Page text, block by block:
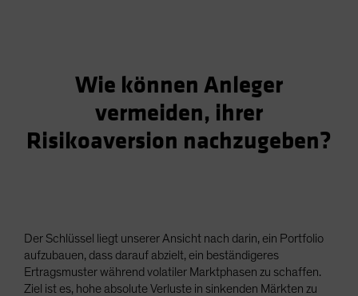
Wie können Anleger
vermeiden, ihrer
Risikoaversion nachzugeben?
Der Schlüssel liegt unserer Ansicht nach darin, ein Portfolio
aufzubauen, dass darauf abzielt, ein beständigeres
Ertragsmuster während volatiler Marktphasen zu schaffen.
Ziel ist es, hohe absolute Verluste in sinkenden Märkten zu